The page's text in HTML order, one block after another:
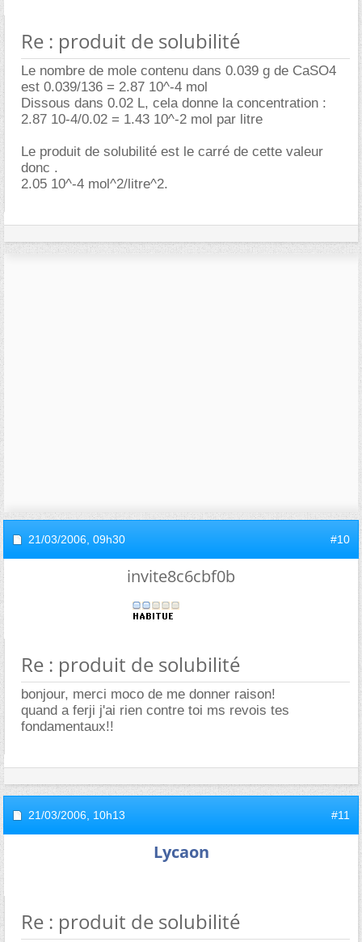
Re : produit de solubilité
Le nombre de mole contenu dans 0.039 g de CaSO4
est 0.039/136 = 2.87 10^-4 mol
Dissous dans 0.02 L, cela donne la concentration :
2.87 10-4/0.02 = 1.43 10^-2 mol par litre
Le produit de solubilité est le carré de cette valeur
donc .
2.05 10^-4 mol^2/litre^2.
21/03/2006, 09h30 #10
invite8c6cbf0b
Re : produit de solubilité
bonjour, merci moco de me donner raison!
quand a ferji j'ai rien contre toi ms revois tes
fondamentaux!!
21/03/2006, 10h13 #11
Lycaon
Re : produit de solubilité